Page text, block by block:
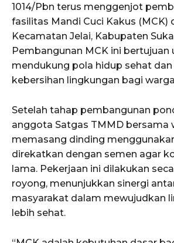
1014/Pbn terus menggenjot
fasilitas Mandi Cuci Kakus (MCK)
Kecamatan Jelai, Kabupaten
Pembangunan MCK ini bertujuan
mendukung pola hidup sehat
kebersihan lingkungan bagi
Setelah tahap pembangunan
anggota Satgas TMMD bersama
memasang dinding
direkatkan dengan semen agar
lama. Pekerjaan ini dilakukan
royong, menunjukkan sinergi
masyarakat dalam mewujudkan
lebih sehat.